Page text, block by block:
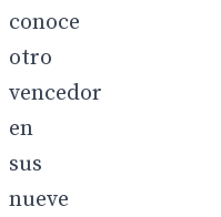
conoce
otro
vencedor
en
sus
nueve